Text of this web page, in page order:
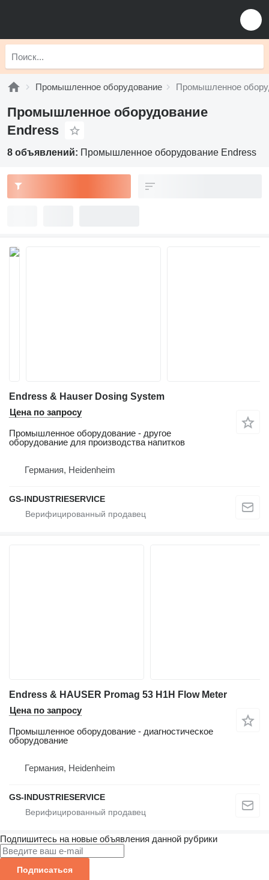
Промышленное оборудование Промышленное
Промышленное оборудование
Endress
8 объявлений: Промышленное оборудование Endress
Endress & Hauser Dosing System
Цена по запросу
Промышленное оборудование - другое
оборудование для производства напитков
Германия, Heidenheim
GS-INDUSTRIESERVICE
Endress & HAUSER Promag 53 H1H Flow Meter
Цена по запросу
Промышленное оборудование - диагностическое
оборудование
Германия, Heidenheim
GS-INDUSTRIESERVICE
Подпишитесь на новые объявления данной рубрики
Подписаться